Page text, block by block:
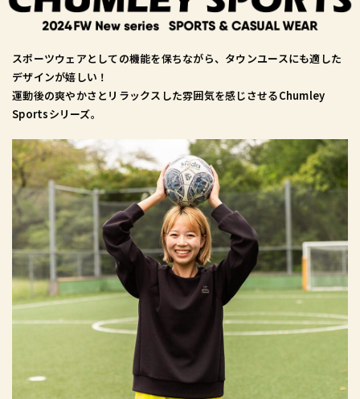
スポーツウェアとしての機能を保ちながら、タウンユースにも適した
デザインが嬉しい！
運動後の爽やかさとリラックスした雰囲気を感じさせるChumley
Sportsシリーズ。